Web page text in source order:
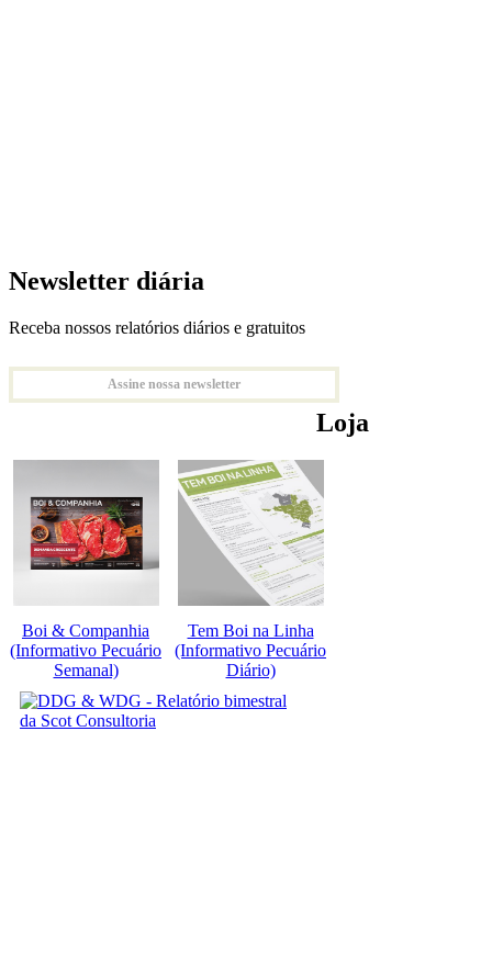
Newsletter diária
Receba nossos relatórios diários e gratuitos
Assine nossa newsletter
Loja
Boi & Companhia
(Informativo Pecuário
Semanal)
Tem Boi na Linha
(Informativo Pecuário
Diário)